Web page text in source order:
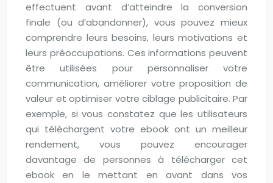
effectuent avant d’atteindre la conversion
finale (ou d’abandonner), vous pouvez mieux
comprendre leurs besoins, leurs motivations et
leurs préoccupations. Ces informations peuvent
être utilisées pour personnaliser votre
communication, améliorer votre proposition de
valeur et optimiser votre ciblage publicitaire. Par
exemple, si vous constatez que les utilisateurs
qui téléchargent votre ebook ont un meilleur
rendement, vous pouvez encourager
davantage de personnes à télécharger cet
ebook en le mettant en avant dans vos